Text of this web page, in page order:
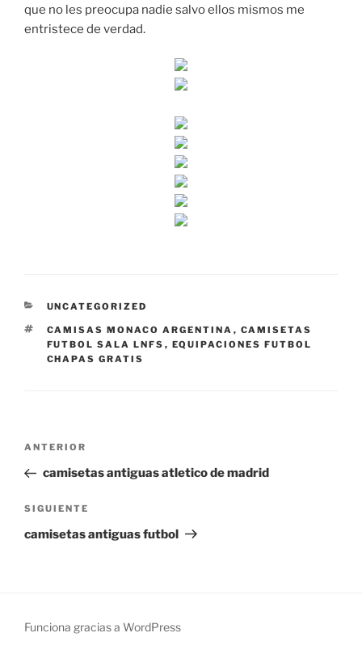
que no les preocupa nadie salvo ellos mismos me
entristece de verdad.
CATEGORÍAS
UNCATEGORIZED
ETIQUETAS
CAMISAS MONACO ARGENTINA , CAMISETAS
FUTBOL SALA LNFS , EQUIPACIONES FUTBOL
CHAPAS GRATIS
Navegación
entradas
Entrada
anterior:
ANTERIOR
camisetas antiguas atletico de madrid
Siguiente
entrada
SIGUIENTE
camisetas antiguas futbol
Funciona gracias a WordPress